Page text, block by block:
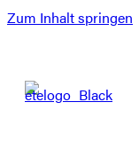
Zum Inhalt springen